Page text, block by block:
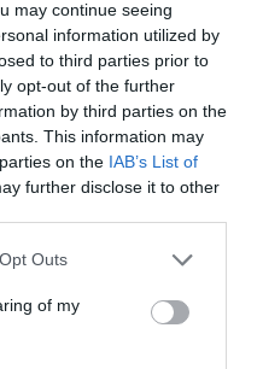
may continue seeing
information utilized by
to third parties prior to
opt-out of the further
by third parties on the
This information may
on the IAB’s List of
further disclose it to other
uses one or more Google
You may click to
and its third-party tags to
purposes in below Google
Outs
of my
Σερβία για το VNL, σε ένα
10 πόντους.